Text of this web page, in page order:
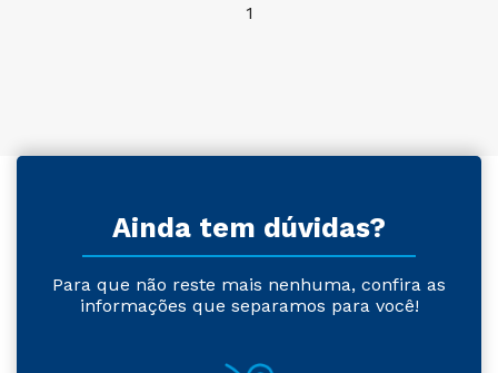
1
Ainda tem dúvidas?
Para que não reste mais nenhuma, confira as
informações que separamos para você!